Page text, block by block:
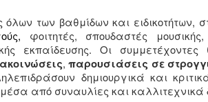
όλων των βαθμίδων και ειδικοτήτων,
φοιτητές, σπουδαστές
εκπαίδευσης. Οι
,παρουσιάσεις σε
δημιουργικά και
μέσα από συναυλίες και